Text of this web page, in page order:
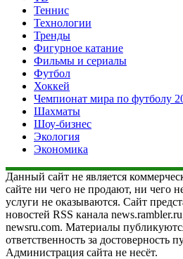
Теннис
Технологии
Тренды
Фигурное катание
Фильмы и сериалы
Футбол
Хоккей
Чемпионат мира по футболу
Шахматы
Шоу-бизнес
Экология
Экономика
Данный сайт не является
сайте ни чего не продают, ни чего
услуги не оказываются. Сайт
новостей RSS канала
newsru.com. Материалы
ответственность за достоверность
Администрация сайта не несёт.